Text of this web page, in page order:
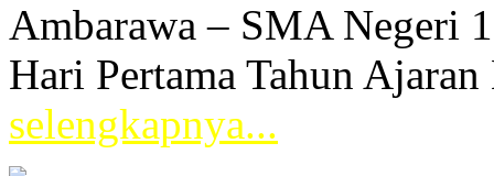
Ambarawa – SMA Negeri
Hari Pertama Tahun Ajaran
selengkapnya...